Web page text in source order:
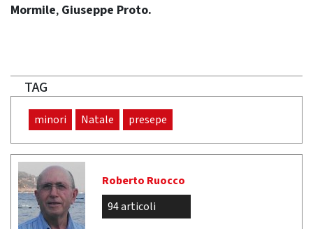
Mormile, Giuseppe Proto.
TAG
minori Natale presepe
Roberto Ruocco
94 articoli